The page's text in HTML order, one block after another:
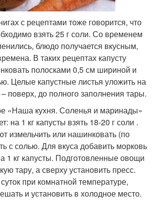
с рецептами тоже говорится, что
взять 25 г соли. Со временем
блюдо получается вкусным,
В таких рецептах капусту
полосками 0,5 см шириной и
Целые капустные листья уложить на
поверх, до полного заполнения тары.
«Наша кухня. Соленья и маринады»
на 1 кг капусты взять 18-20 г соли .
измельчить или нашинковать (по
с солью. Для вкуса добавить морковь
1 кг капусты. Подготовленные овощи
тару, а сверху установить пресс.
при комнатной температуре,
и установить в холодное место.